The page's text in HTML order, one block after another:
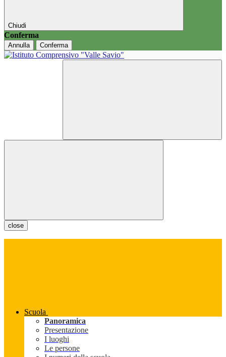
Chiudi
Conferma
Annulla Conferma
close
Scuola
Panoramica
Presentazione
I luoghi
Le persone